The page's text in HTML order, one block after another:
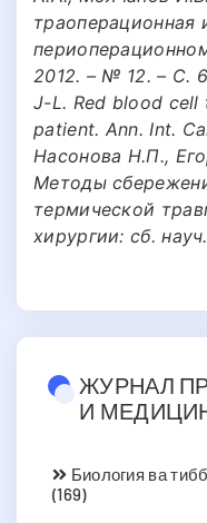
траоперационная
2012. – № 12. – С.
J-L. Red blood
patient. Ann. Int.
Насонова Н.П.,
Методы
термической
хирургии: сб.
ЖУРНАЛ
И
Биология ва
(169)